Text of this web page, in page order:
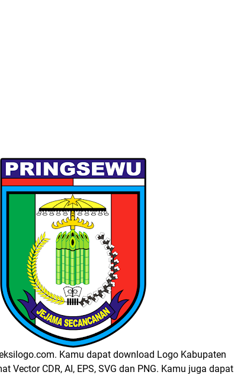
Kamu dapat download Logo Kabupaten
Vector CDR, AI, EPS, SVG dan PNG. Kamu juga dapat